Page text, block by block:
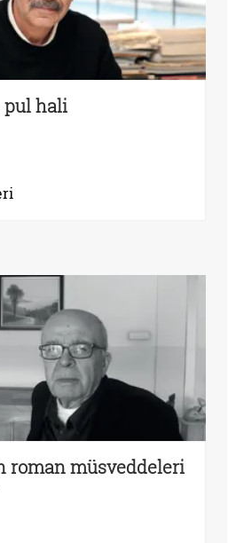
hali
roman müsveddeleri